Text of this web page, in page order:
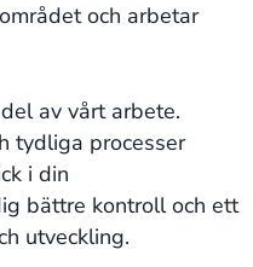
och arbetar
av vårt arbete.
tydliga processer
i din
bättre kontroll och ett
utveckling.